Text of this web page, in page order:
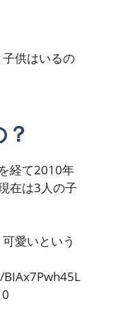
供はいるの
経て2010年
在は3人の子
愛いという